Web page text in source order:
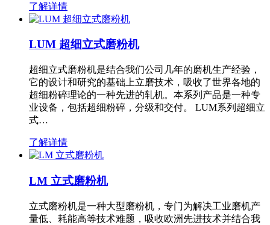
了解详情
LUM 超细立式磨粉机
超细立式磨粉机是结合我们公司几年的磨机生产经验，
它的设计和研究的基础上立磨技术，吸收了世界各地的
超细粉碎理论的一种先进的轧机。本系列产品是一种专
业设备，包括超细粉碎，分级和交付。 LUM系列超细立
式…
了解详情
LM 立式磨粉机
立式磨粉机是一种大型磨粉机，专门为解决工业磨机产
量低、耗能高等技术难题，吸收欧洲先进技术并结合我